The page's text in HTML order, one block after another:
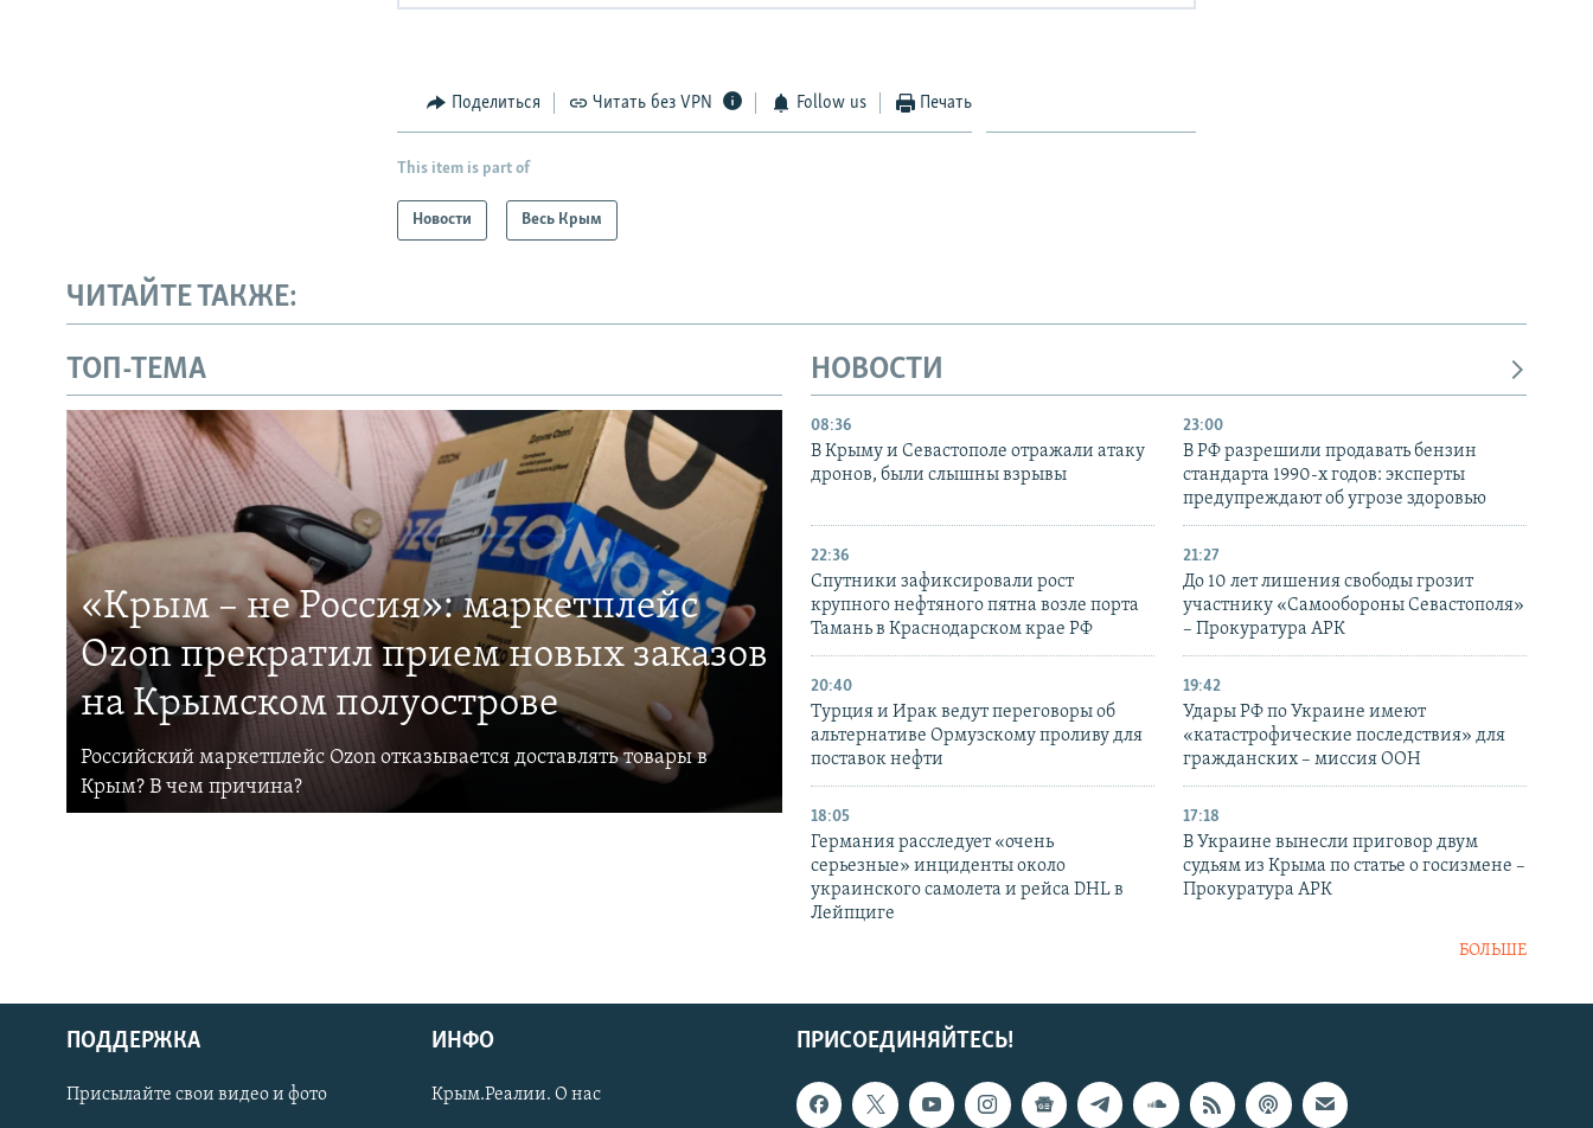
Українською
Поделиться Читать без VPN Follow us Печать
This item is part of
Новости Весь Крым
ЧИТАЙТЕ ТАКЖЕ:
ТОП-ТЕМА
«Крым – не Россия»: маркетплейс
Ozon прекратил прием новых заказов
на Крымском полуострове
Российский маркетплейс Ozon отказывается доставлять товары в
Крым? В чем причина?
НОВОСТИ
08:36
В Крыму и Севастополе отражали атаку
дронов, были слышны взрывы
23:00
В РФ разрешили продавать бензин
стандарта 1990-х годов: эксперты
предупреждают об угрозе здоровью
22:36
Спутники зафиксировали рост
крупного нефтяного пятна возле порта
Тамань в Краснодарском крае РФ
21:27
До 10 лет лишения свободы грозит
участнику «Самообороны Севастополя»
– Прокуратура АРК
20:40
Турция и Ирак ведут переговоры об
альтернативе Ормузскому проливу для
поставок нефти
19:42
Удары РФ по Украине имеют
«катастрофические последствия» для
гражданских – миссия ООН
18:05
Германия расследует «очень
серьезные» инциденты около
украинского самолета и рейса DHL в
Лейпциге
17:18
В Украине вынесли приговор двум
судьям из Крыма по статье о госизмене –
Прокуратура АРК
БОЛЬШЕ
ПРИСОЕДИНЯЙТЕСЬ!
ПОДДЕРЖКА
Присылайте свои видео и фото
ИНФО
Крым.Реалии. О нас